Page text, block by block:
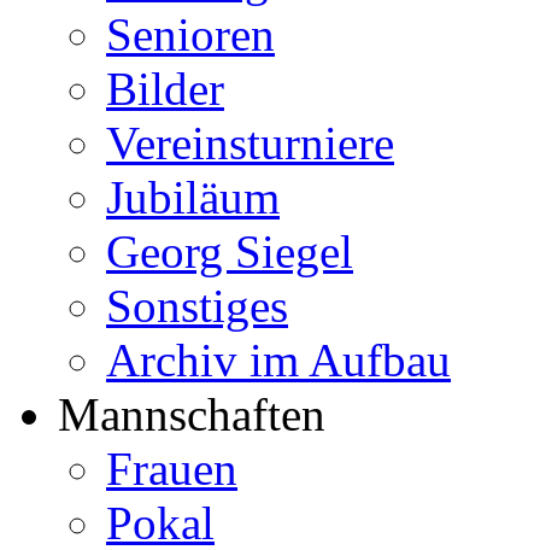
Senioren
Bilder
Vereinsturniere
Jubiläum
Georg Siegel
Sonstiges
Archiv im Aufbau
Mannschaften
Frauen
Pokal